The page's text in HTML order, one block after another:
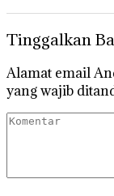
Tinggalkan
Alamat email
yang wajib